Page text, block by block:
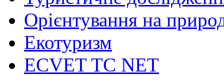
Орієнтування на
Екотуризм
ECVET TC NET